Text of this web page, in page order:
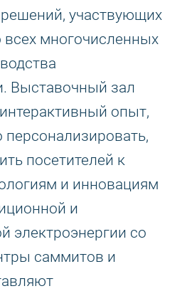
участвующих
многочисленных
Выставочный зал
опыт,
посетителей к
и инновациям
и
электроэнергии со
саммитов и